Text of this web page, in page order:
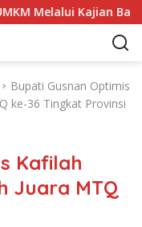
Melalui Kajian Bank
Bupati Gusnan Optimis
ke-36 Tingkat Provinsi
Kafilah
Juara MTQ